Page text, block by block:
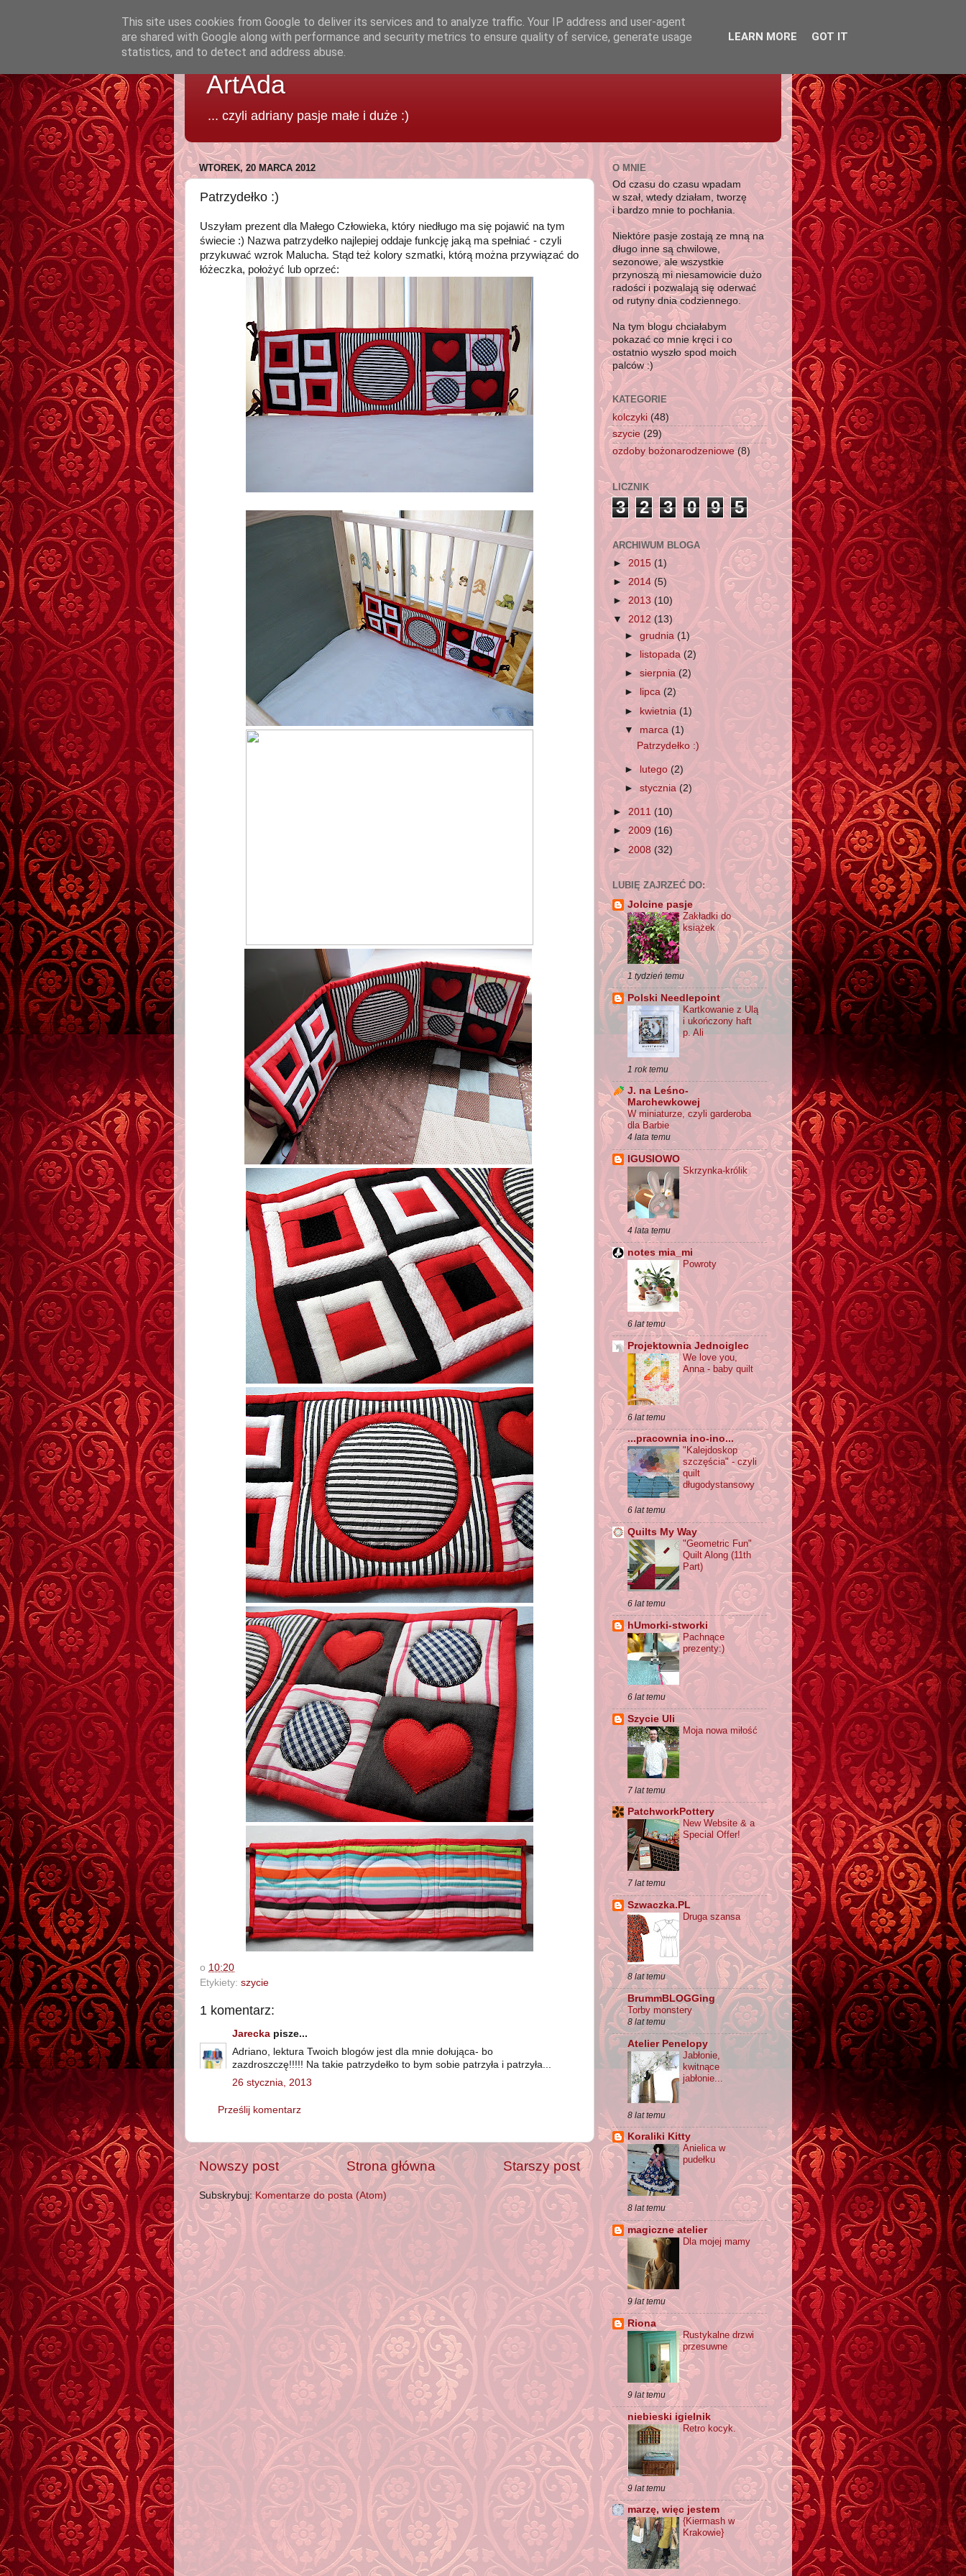
ArtAda
... czyli adriany pasje małe i duże :)
WTOREK, 20 MARCA 2012
Patrzydełko :)
Uszyłam prezent dla Małego Człowieka, który niedługo ma się pojawić na tym
świecie :) Nazwa patrzydełko najlepiej oddaje funkcję jaką ma spełniać - czyli
przykuwać wzrok Malucha. Stąd też kolory szmatki, którą można przywiązać do
łóżeczka, położyć lub oprzeć:
o 10:20
Etykiety: szycie
1 komentarz:
Jarecka pisze...
Adriano, lektura Twoich blogów jest dla mnie dołująca- bo
zazdroszczę!!!!! Na takie patrzydełko to bym sobie patrzyła i patrzyła...
26 stycznia, 2013
Prześlij komentarz
Nowszy post Starszy post
Strona główna
Subskrybuj: Komentarze do posta (Atom)
O MNIE
Od czasu do czasu wpadam
w szał, wtedy działam, tworzę
i bardzo mnie to pochłania.
Niektóre pasje zostają ze mną na
długo inne są chwilowe,
sezonowe, ale wszystkie
przynoszą mi niesamowicie dużo
radości i pozwalają się oderwać
od rutyny dnia codziennego.
Na tym blogu chciałabym
pokazać co mnie kręci i co
ostatnio wyszło spod moich
palców :)
KATEGORIE
kolczyki (48)
szycie (29)
ozdoby bożonarodzeniowe (8)
LICZNIK
3 2 3 0 9 5
ARCHIWUM BLOGA
► 2015 (1)
► 2014 (5)
► 2013 (10)
▼ 2012 (13)
►grudnia(1)
►
listopada(2)
►sierpnia (2)
►
lipca(2)
► kwietnia(1)
▼ marca(1)
Patrzydełko :)
► lutego (2)
►stycznia(2)
► 2011 (10)
►2009 (16)
► 2008 (32)
LUBIĘ ZAJRZEĆ DO:
Jolcine pasje
Zakładki do
książek
1 tydzień temu
Polski Needlepoint
Kartkowanie z Ulą
i ukończony haft
p. Ali
1 rok temu
J. na Leśno-
Marchewkowej
W miniaturze, czyli garderoba
dla Barbie
4 lata temu
IGUSIOWO
Skrzynka-królik
4 lata temu
notes mia_mi
Powroty
6 lat temu
Projektownia Jednoiglec
We love you,
Anna - baby quilt
6 lat temu
...pracownia ino-ino...
"Kalejdoskop
szczęścia" - czyli
quilt
długodystansowy
6 lat temu
Quilts My Way
"Geometric Fun"
Quilt Along (11th
Part)
6 lat temu
hUmorki-stworki
Pachnące
prezenty:)
6 lat temu
Szycie Uli
Moja nowa miłość
7 lat temu
PatchworkPottery
New Website & a
Special Offer!
7 lat temu
Szwaczka.PL
Druga szansa
8 lat temu
BrummBLOGGing
Torby monstery
8 lat temu
Atelier Penelopy
Jabłonie,
kwitnące
jabłonie...
8 lat temu
Koraliki Kitty
Anielica w
pudełku
8 lat temu
magiczne atelier
Dla mojej mamy
9 lat temu
Riona
Rustykalne drzwi
przesuwne
9 lat temu
niebieski igielnik
Retro kocyk.
9 lat temu
marzę, więc jestem
{Kiermash w
Krakowie}
This site uses cookies from Google to deliver its services and to analyze traffic. Your IP address and user-agent
are shared with Google along with performance and security metrics to ensure quality of service, generate usage
statistics, and to detect and address abuse.
LEARN MORE GOT IT